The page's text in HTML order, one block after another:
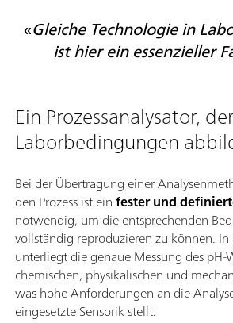
«Gleiche Technologie in
ist hier ein essenzieller
Ein Prozessanalysator, der
Laborbedingungen
Bei der Übertragung einer
den Prozess ist einfester und
notwendig, um die entsprechenden
vollständig reproduzieren zu können. In
unterliegt die genaue Messung des pH-
chemischen, physikalischen und
was hohe Anforderungen an die
eingesetzte Sensorik stellt.